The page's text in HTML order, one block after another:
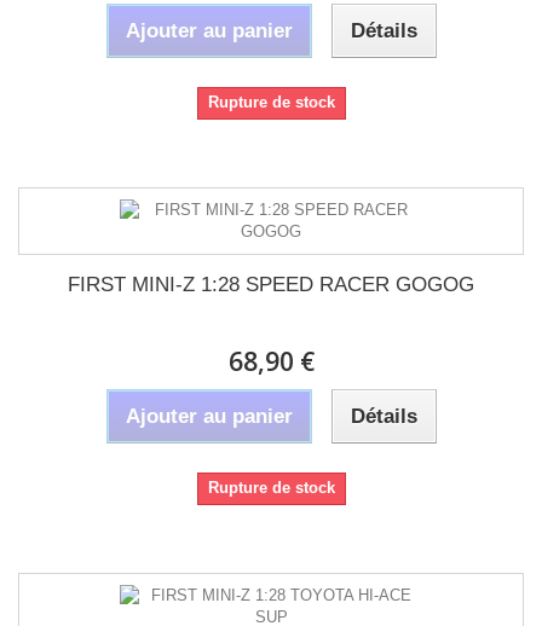
Ajouter au panier Détails
Rupture de stock
FIRST MINI-Z 1:28 SPEED RACER GOGOG
68,90 €
Ajouter au panier Détails
Rupture de stock